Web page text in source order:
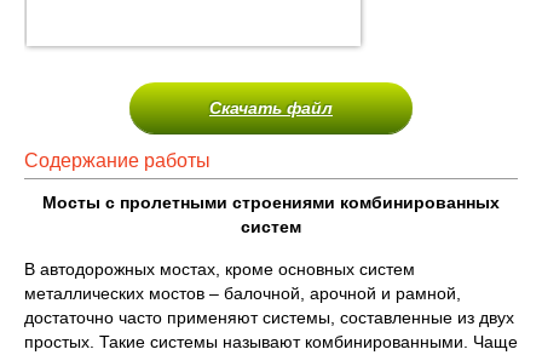
Скачать файл
Содержание работы
Мосты с пролетными строениями комбинированных
систем
В автодорожных мостах, кроме основных систем
металлических мостов – балочной, арочной и рамной,
достаточно часто применя­ют системы, составленные из двух
простых. Такие системы назы­вают комбинированными. Чаще